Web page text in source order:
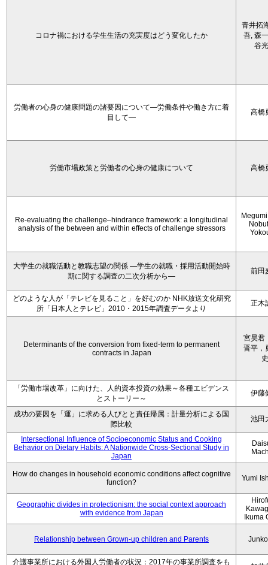
コロナ禍における学生生活の充実度はどう変化したか
青井拓
吾, 森
谷
労働者の心身の健康問題の諸要因について―労働条件や働き方に着
目して―
高橋
労働市場政策と労働者の心身の健康について 高橋
Re-evaluating the challenge–hindrance framework: a longitudinal
analysis of the between and within effects of challenge stressors
大学生の就職活動と教職志望の関係 —学生の就職・採用活動開始時
期に関する調査の二次分析から―
前田
どのような人が「テレビを見ること」を好むのか NHK放送文化研究
所「日本人とテレビ」2010・2015年調査データより
正木
Determinants of the conversion from fixed-term to permanent
contracts in Japan
宮昊君
晋平，
史
「労働市場改革」に向けた、人的資本投資の効果～各種エビデンス
とストーリー～
伊藤
成功の要因を「運」に求める人びとと責任帰属：計量分析による国
際比較
池田
Intersectional Influence of Socioeconomic Status and Cooking
Behavior on Dietary Habits: A Nationwide Cross-Sectional Study in
Japan
How do changes in household economic conditions affect cognitive
function?
Yumi
Geographic divides in protectionism: the social context approach
with evidence from Japan
Ikuma
Relationship between Grown-up children and Parents
介護事業所における外国人労働者の状況：2017年の事業所調査をも